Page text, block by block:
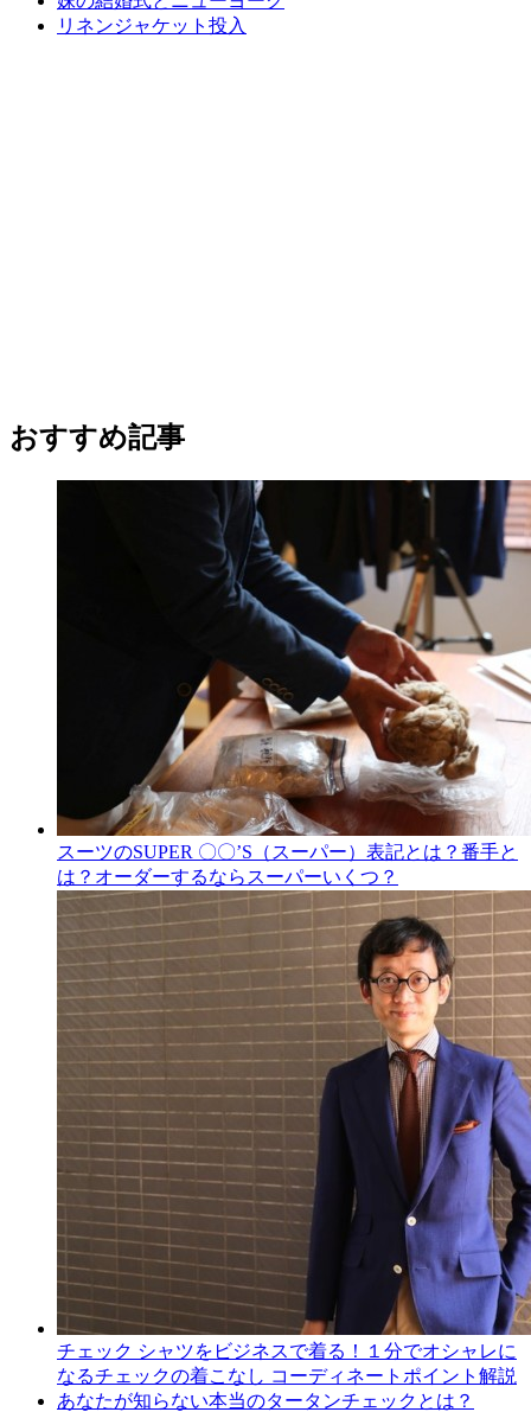
リネンジャケット投入
おすすめ記事
スーツのSUPER 〇〇’S（スーパー）表記とは？番手と
は？オーダーするならスーパーいくつ？
チェック シャツをビジネスで着る！１分でオシャレに
なるチェックの着こなし コーディネートポイント解説
あなたが知らない本当のタータンチェックとは？